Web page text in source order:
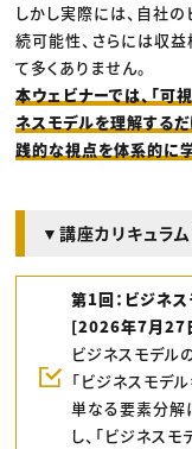
しかし実際には、自社
続可能性、さらには収
て多くありません。
本ウェビナーでは、「可
ネスモデルを理解する
践的な視点を体系的に学
▼講座カリキュラム
第1回：ビジネ
[2026年7月27
ビジネスモデル
「ビジネスモデ
単なる要素分解
し、「ビジネス